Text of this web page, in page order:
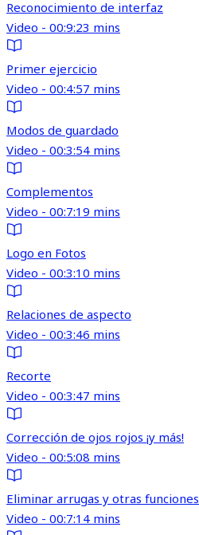
Reconocimiento de interfaz
Video - 00:9:23 mins
Primer ejercicio
Video - 00:4:57 mins
Modos de guardado
Video - 00:3:54 mins
Complementos
Video - 00:7:19 mins
Logo en Fotos
Video - 00:3:10 mins
Relaciones de aspecto
Video - 00:3:46 mins
Recorte
Video - 00:3:47 mins
Corrección de ojos rojos ¡y más!
Video - 00:5:08 mins
Eliminar arrugas y otras funciones
Video - 00:7:14 mins